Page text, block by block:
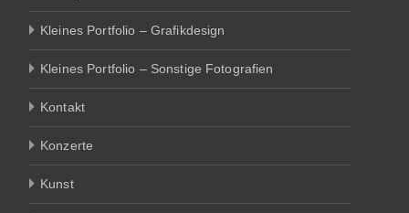
Kleines Portfolio – Grafikdesign
Kleines Portfolio – Sonstige Fotografien
Kontakt
Konzerte
Kunst